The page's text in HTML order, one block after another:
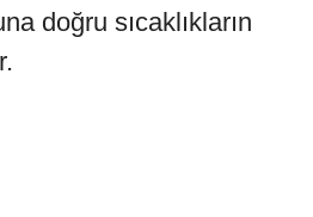
doğru sıcaklıkların